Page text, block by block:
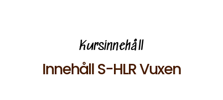
Kursinnehåll
Innehåll S-HLR Vuxen